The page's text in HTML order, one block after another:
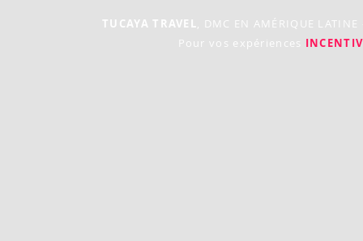
TUCAYA TRAVEL, DMC EN AMÉRIQUE LATINE
Pour vos expériences